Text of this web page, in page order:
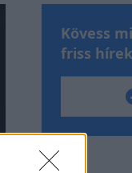
Kövess
friss